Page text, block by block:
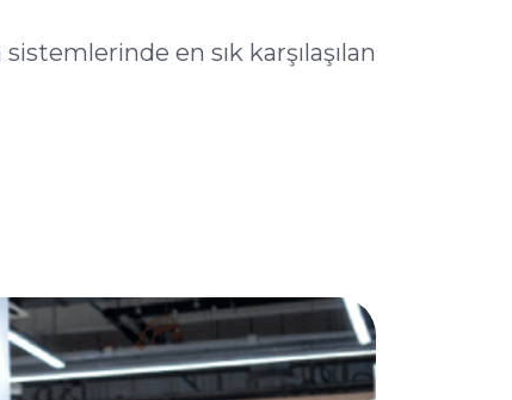
en sık karşılaşılan